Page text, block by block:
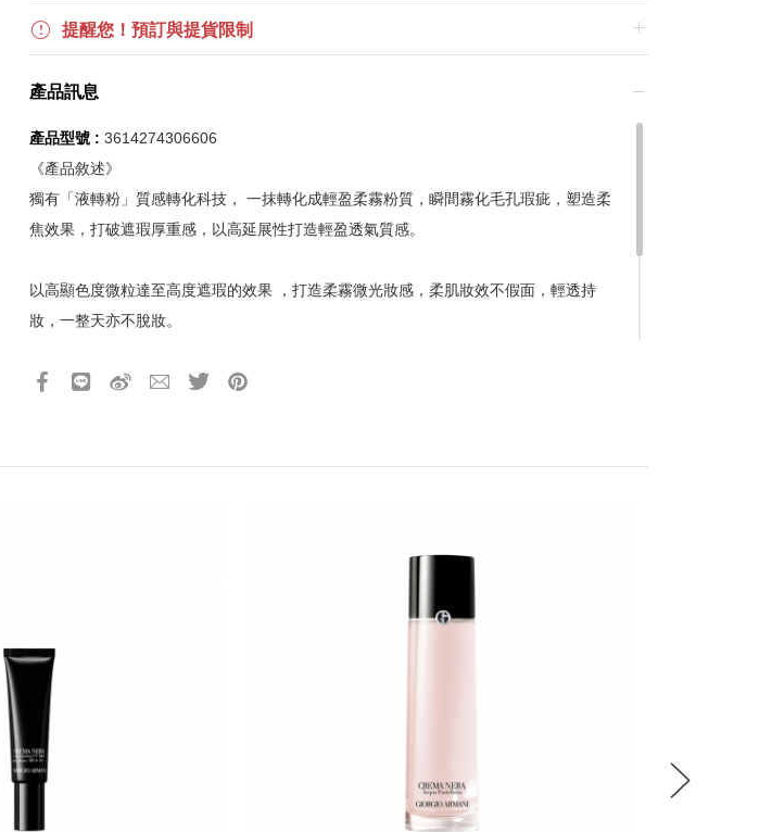
客
使用
節或訂購流程指引，請瀏覽
活動詳情請參見
實際折扣金額以系統顯示為準
《網站活動限制說明》
所有活動皆不可不同訂單相互累計
所有活動昇恆昌股份有限公司保留變更或終止之權利
提醒您！預訂與提貨限制
產品訊息
產品型號 : 3614274306606
《產品敘述》
獨有「液轉粉」質感轉化科技， 一抹轉化成輕盈柔霧粉質，瞬間霧化毛孔瑕疵，塑造柔
焦效果，打破遮瑕厚重感，以高延展性打造輕盈透氣質感。
以高顯色度微粒達至高度遮瑕的效果 ，打造柔霧微光妝感，柔肌妝效不假面，輕透持
妝，一整天亦不脫妝。
融入「AEROGEL」油脂吸附粒子，上妝同時享受清透的膚感。配方蘊含維他命B3，洋